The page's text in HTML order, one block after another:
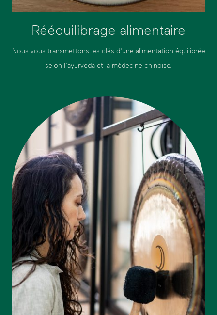
Rééquilibrage alimentaire
Nous vous transmettons les clés d'une alimentation équilibrée
selon l'ayurveda et la médecine chinoise.